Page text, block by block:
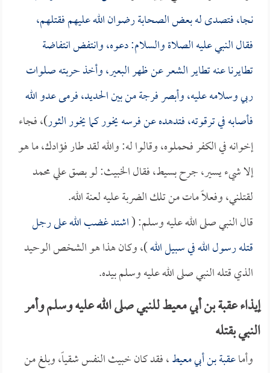
نجا، فتصدى له بعض الصحابة رضوان الله عليهم فقتلهم،
فقال النبي عليه الصلاة والسلام: دعوه، وانتفض انتفاضة
تطايرنا عنه تطاير الشعر عن ظهر البعير، وأخذ حربته صلوات
ربي وسلامه عليه، وأبصر فرجة من بين الحديد، فرمى عدو الله
فأصابه في ترقوته، فتدهده عن فرسه يخور كما يخور الثور)، فجاء
إخوانه في الكفر فحملوه، وقالوا له: والله لقد طار فؤادك، ما هو
إلا شيء يسير، جرح بسيط، فقال الخبيث: لو بصق علي محمد
لقتلني، وفعلاً مات من تلك الضربة عليه لعنة الله.
قال النبي صلى الله عليه وسلم: (اشتد غضب الله على رجل
قتله رسول الله في سبيل الله)، وكان هذا هو الشخص الوحيد
الذي قتله النبي صلى الله عليه وسلم بيده.
إيذاء عقبة بن أبي معيط للنبي صلى الله عليه وسلم وأمر
النبي بقتله
وأماعقبة بن أبي معيط، فقد كان خبيث النفس شقياً، وبلغ من